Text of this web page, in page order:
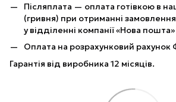
Післяплата — оплата готівкою в
(гривня) при отриманні
у відділенні компанії «Нова пошта»
Оплата на розрахунковий
Гарантія від виробника 12 місяців.